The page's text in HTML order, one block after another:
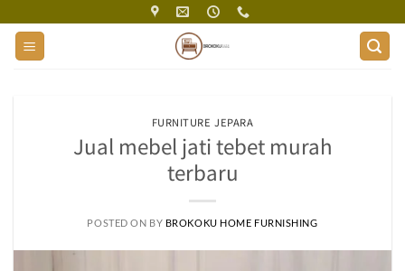
content
FURNITURE JEPARA
Jual mebel jati tebet murah
terbaru
POSTED ON BY BROKOKU HOME FURNISHING